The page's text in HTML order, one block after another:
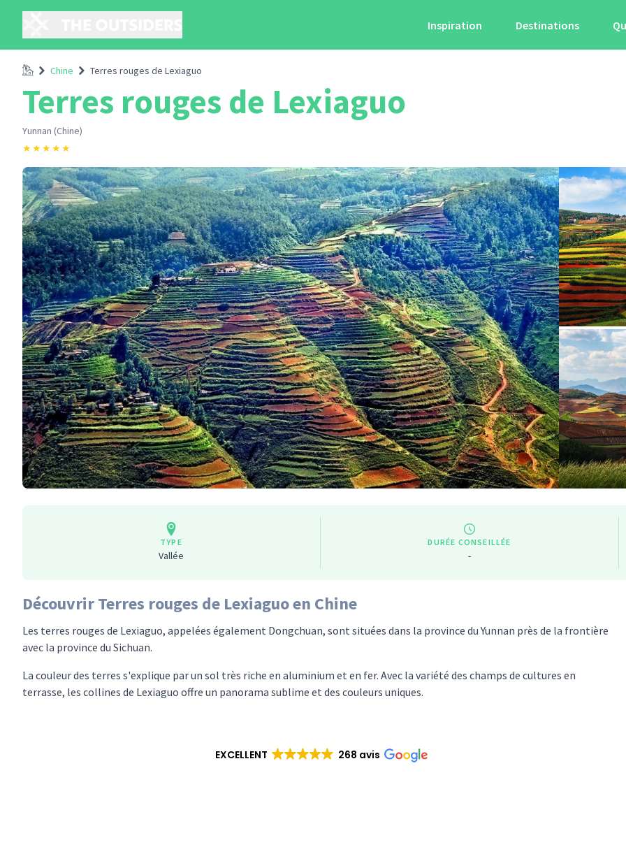
Inspiration Destinations
Accueil
Chine Terres rouges de Lexiaguo
Terres rouges de Lexiaguo
Yunnan (Chine)
★★★★★
TYPE
Vallée
DURÉE CONSEILLÉE
-
Découvrir Terres rouges de Lexiaguo en Chine
Les terres rouges de Lexiaguo, appelées également Dongchuan, sont situées dans la province du Yunnan près de la frontière
avec la province du Sichuan.
La couleur des terres s'explique par un sol très riche en aluminium et en fer. Avec la variété des champs de cultures en
terrasse, les collines de Lexiaguo offre un panorama sublime et des couleurs uniques.
EXCELLENT 268 avis